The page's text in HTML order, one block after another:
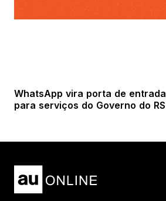
WhatsApp vira porta de entrada
para serviços do Governo do RS